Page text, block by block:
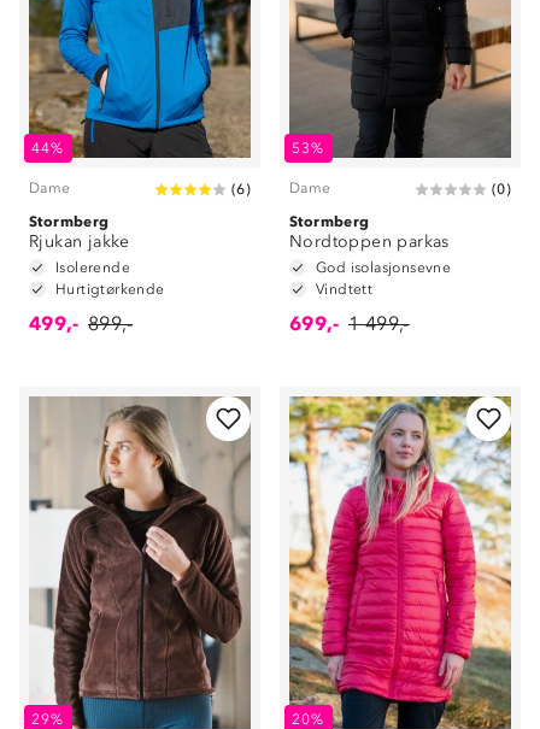
44%
Dame (6)
Stormberg
Rjukan jakke
Isolerende
Hurtigtørkende
499,- 899,-
53%
Dame (0)
Stormberg
Nordtoppen parkas
God isolasjonsevne
Vindtett
699,- 1 499,-
29% 20%